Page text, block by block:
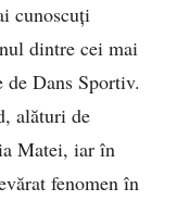
cunoscuți
dintre cei mai
Dans Sportiv.
alături de
Matei, iar în
fenomen în